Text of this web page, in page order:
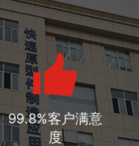
99.8%客户满意
度